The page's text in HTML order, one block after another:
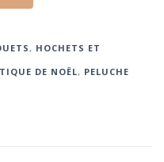
, HOCHETS ET
DE NOËL, PELUCHE